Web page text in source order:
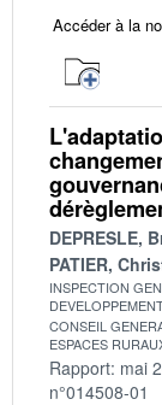
Accéder à la
DEPRESLE,
PATIER,
INSPECTION
CONSEIL
ESPACES
Rapport: mai
n°014508-01